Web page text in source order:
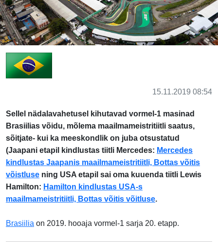
15.11.2019 08:54
Sellel nädalavahetusel kihutavad vormel-1 masinad
Brasiilias võidu, mõlema maailmameistritiitli saatus,
sõitjate- kui ka meeskondlik on juba otsustatud
(Jaapani etapil kindlustas tiitli Mercedes: Mercedes
kindlustas Jaapanis maailmameistritiitli, Bottas võitis
võistluse ning USA etapil sai oma kuuenda tiitli Lewis
Hamilton: Hamilton kindlustas USA-s
maailmameistritiitli, Bottas võitis võitluse.
Brasiilia on 2019. hooaja vormel-1 sarja 20. etapp.